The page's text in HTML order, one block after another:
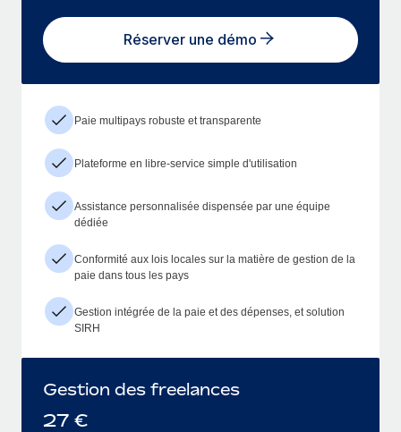
Réserver une démo
Paie multipays robuste et transparente
Plateforme en libre-service simple d'utilisation
Assistance personnalisée dispensée par une équipe
dédiée
Conformité aux lois locales sur la matière de gestion de la
paie dans tous les pays
Gestion intégrée de la paie et des dépenses, et solution
SIRH
Gestion des freelances
27 €